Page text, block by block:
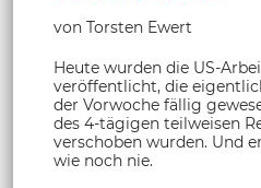
von Torsten Ewert
Heute wurden die US-
veröffentlicht, die
der Vorwoche fällig
des 4-tägigen teilweisen
verschoben wurden. Und
wie noch nie.